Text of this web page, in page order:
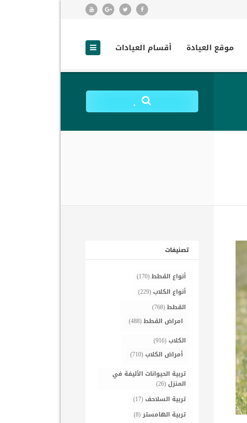
موقع العيادة أقسام العيادات
.
تصنيفات
أنواع القطط(170)
أنواع الكلاب(229)
القطط(768)
امراض القطط(488)
الكلاب(916)
أمراض الكلاب(710)
تربية الحيوانات الأليفة في
المنزل(26)
تربية السلاحف(17)
تربية الهامستر(8)